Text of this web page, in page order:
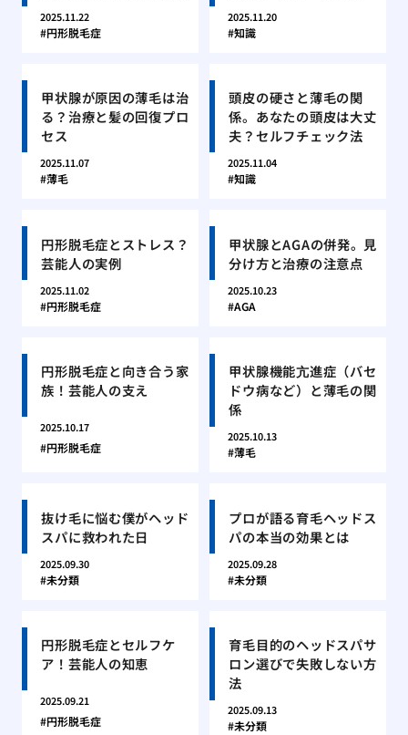
2025.11.22
円形脱毛症
2025.11.20
知識
甲状腺が原因の薄毛は治
る？治療と髪の回復プロ
セス
2025.11.07
薄毛
頭皮の硬さと薄毛の関
係。あなたの頭皮は大丈
夫？セルフチェック法
2025.11.04
知識
円形脱毛症とストレス？
芸能人の実例
2025.11.02
円形脱毛症
甲状腺とAGAの併発。見
分け方と治療の注意点
2025.10.23
AGA
円形脱毛症と向き合う家
族！芸能人の支え
2025.10.17
円形脱毛症
甲状腺機能亢進症（バセ
ドウ病など）と薄毛の関
係
2025.10.13
薄毛
抜け毛に悩む僕がヘッド
スパに救われた日
2025.09.30
未分類
プロが語る育毛ヘッドス
パの本当の効果とは
2025.09.28
未分類
円形脱毛症とセルフケ
ア！芸能人の知恵
2025.09.21
円形脱毛症
育毛目的のヘッドスパサ
ロン選びで失敗しない方
法
2025.09.13
未分類